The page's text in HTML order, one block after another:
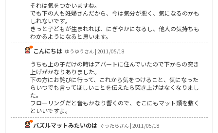
それは気をつかいますね。
でも下の人も妊婦さんだから、今は気分が悪く、気になるのかも
しれないです。
きっと子どもが生まれれば、にぎやかになるし、他人の気持ちも
わかるようになると思います。
こんにちは ゆうゆうさん | 2011/05/18
うちも上の子だけの時はアパートに住んでいたので下からの突き
上げがかなりありました。
下の方にお詫びに行って、これから気をつけること、気になった
らいつでも言ってほしいことを伝えたら突き上げはなくなりまし
た。
フローリングだと音もかなり響くので、そこにもマット類を敷く
といいですよ。
パズルマットみたいのは ぐうたらさん | 2011/05/18